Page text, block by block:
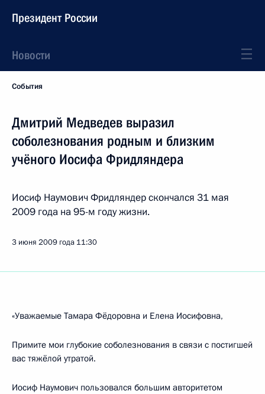
Президент России
Новости
События
Дмитрий Медведев выразил
соболезнования родным и близким
учёного Иосифа Фридляндера
Иосиф Наумович Фридляндер скончался 31 мая
2009 года на 95-м году жизни.
3 июня 2009 года 11:30
«Уважаемые Тамара Фёдоровна и Елена Иосифовна,
Примите мои глубокие соболезнования в связи с постигшей
вас тяжёлой утратой.
Иосиф Наумович пользовался большим авторитетом